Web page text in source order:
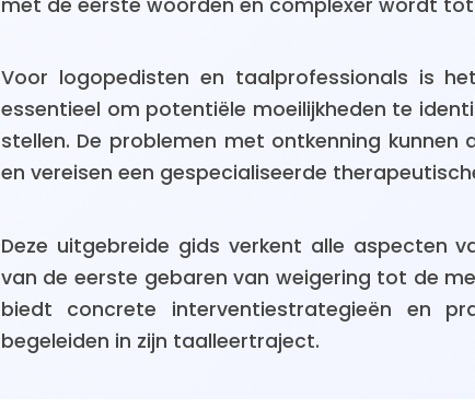
met de eerste woorden en complexer wordt
Voor logopedisten en taalprofessionals is
essentieel om potentiële moeilijkheden te
stellen. De problemen met ontkenning kunnen
en vereisen een gespecialiseerde
Deze uitgebreide gids verkent alle aspecten
van de eerste gebaren van weigering tot de
biedt concrete interventiestrategieën en
begeleiden in zijn taalleertraject.